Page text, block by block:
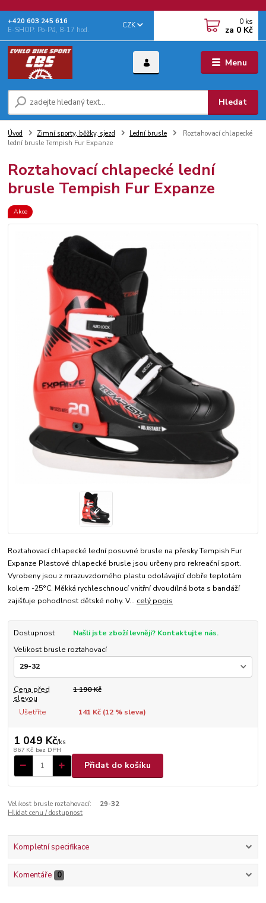
Menu
CZK
Hledat
+‭420 603 245 616‬
E-SHOP: Po-Pá, 8-17 hod.
0 ks
za 0 Kč
Úvod Zimní sporty, běžky, sjezd Lední brusle
Roztahovací chlapecké
lední brusle Tempish Fur Expanze
Roztahovací chlapecké lední
brusle Tempish Fur Expanze
Akce
Roztahovací chlapecké lední posuvné brusle na přesky Tempish Fur
Expanze Plastové chlapecké brusle jsou určeny pro rekreační sport.
Vyrobeny jsou z mrazuvzdorného plastu odolávající dobře teplotám
kolem -25°C. Měkká rychleschnoucí vnitřní dvoudílná bota s bandáží
zajišťuje pohodlnost dětské nohy. V... celý popis
Dostupnost
Našli jste zboží levněji? Kontaktujte nás.
Velikost brusle roztahovací
Cena před
slevou
1 190 Kč
Ušetříte 141 Kč (12% sleva)
1 049 Kč/ks
867 Kč bez DPH
Přidat do košíku
Velikost brusle roztahovací:
29-32
Hlídat cenu / dostupnost
Kompletní specifikace
Komentáře 0